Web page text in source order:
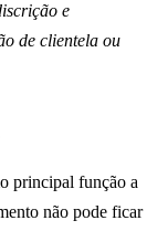
e
de clientela ou
principal função a
não pode ficar